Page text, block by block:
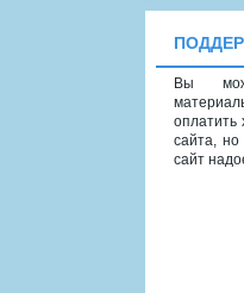
Вы
оплатить
сайта, но
сайт